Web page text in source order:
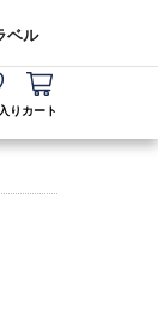
ベル
り カート